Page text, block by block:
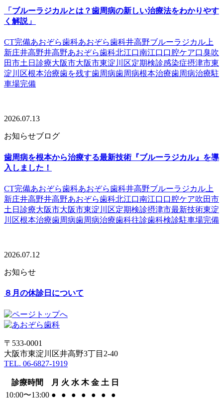
「ブルーラジカルとは？歯周病の新しい治療法をわかりやす
く解説」
CT完備あおぞら歯科あおぞら歯科井高野ブルーラジカル上
新庄井高野井高野あおぞら歯科北江口南江口口腔ケア口臭吹
田市土日診療大阪市大阪市東淀川区定期検診感染症摂津市東
淀川区根本治療歯を残す歯周病歯周病根本治療歯周病治療駐
車場完備
2026.07.13
お知らせブログ
歯周病を根本から治療する最新技術『ブルーラジカル』を導
入しました！
CT完備あおぞら歯科あおぞら歯科井高野ブルーラジカル 上
新庄井高野井高野あおぞら歯科北江口南江口口腔ケア吹田市
土日診療大阪市大阪市東淀川区定期検診摂津市最新技術東淀
川区根本治療歯周病歯周病治療歯科往診歯科検診駐車場完備
2026.07.12
お知らせ
８月の休診日について
〒533-0001
大阪市東淀川区井高野3丁目2-40
TEL. 06-6827-1919
診療時間 月 火 水 木 金 土 日
10:00〜13:00 ● ● ● ● ● ●
●